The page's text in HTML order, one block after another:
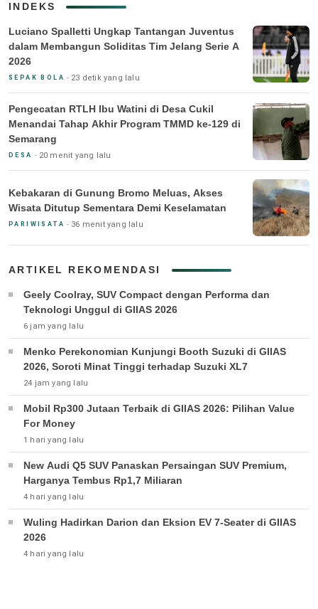
INDEKS
Luciano Spalletti Ungkap Tantangan Juventus
dalam Membangun Soliditas Tim Jelang Serie A
2026
SEPAK BOLA 23 detik yang lalu
Pengecatan RTLH Ibu Watini di Desa Cukil
Menandai Tahap Akhir Program TMMD ke-129 di
Semarang
DESA 20 menit yang lalu
Kebakaran di Gunung Bromo Meluas, Akses
Wisata Ditutup Sementara Demi Keselamatan
PARIWISATA 36 menit yang lalu
ARTIKEL REKOMENDASI
Geely Coolray, SUV Compact dengan Performa dan
Teknologi Unggul di GIIAS 2026
6 jam yang lalu
Menko Perekonomian Kunjungi Booth Suzuki di GIIAS
2026, Soroti Minat Tinggi terhadap Suzuki XL7
24 jam yang lalu
Mobil Rp300 Jutaan Terbaik di GIIAS 2026: Pilihan Value
For Money
1 hari yang lalu
New Audi Q5 SUV Panaskan Persaingan SUV Premium,
Harganya Tembus Rp1,7 Miliaran
4 hari yang lalu
Wuling Hadirkan Darion dan Eksion EV 7-Seater di GIIAS
2026
4 hari yang lalu